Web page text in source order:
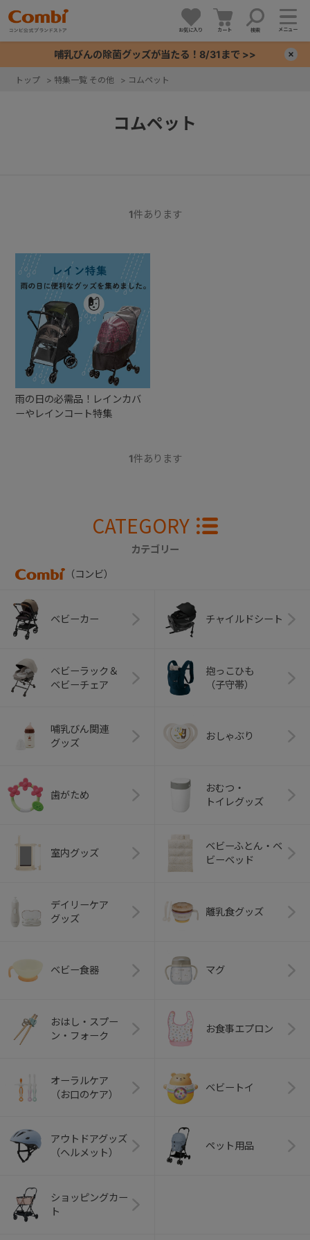
お気に入り カート 検索 メニュー
哺乳びんの除菌グッズが当たる！8/31まで >>
トップ > 特集一覧 その他 > コムペット
コムペット
1件あります
雨の日の必需品！レインカバ
ーやレインコート特集
1件あります
CATEGORY
カテゴリー
（コンビ）
ベビーカー チャイルドシート
ベビーラック＆
ベビーチェア
抱っこひも
（子守帯）
哺乳びん関連
グッズ
おしゃぶり
歯がため
おむつ・
トイレグッズ
室内グッズ
ベビーふとん・ベ
ビーベッド
デイリーケア
グッズ
離乳食グッズ
ベビー食器 マグ
おはし・スプー
ン・フォーク
お食事エプロン
オーラルケア
（お口のケア）
ベビートイ
アウトドアグッズ
（ヘルメット）
ペット用品
ショッピングカー
ト